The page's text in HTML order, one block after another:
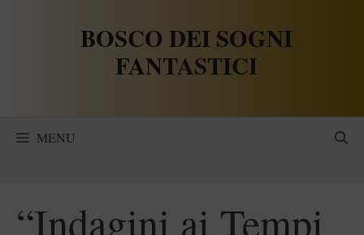
BOSCO DEI SOGNI
FANTASTICI
MENU
“Indagini ai Tempi